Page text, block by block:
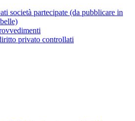
società partecipate (da pubblicare in
privato controllati